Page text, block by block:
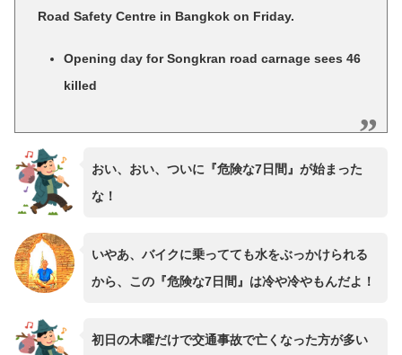
Road Safety Centre in Bangkok on Friday.
Opening day for Songkran road carnage sees 46
killed
おい、おい、ついに『危険な7日間』が始まった
な！
いやあ、バイクに乗ってても水をぶっかけられる
から、この『危険な7日間』は冷や冷やもんだよ！
初日の木曜だけで交通事故で亡くなった方が多い